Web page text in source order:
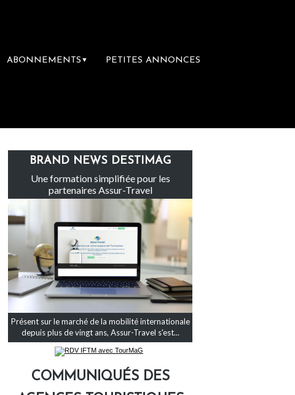
ABONNEMENTS ▼ PETITES ANNONCES
Le groupe Sainte-Claire rachète Eden Tour
BRAND NEWS DESTIMAG
Une formation simplifiée pour les
partenaires Assur-Travel
Présent sur le marché de la mobilité internationale
depuis plus de vingt ans, Assur-Travel s'est...
COMMUNIQUÉS DES